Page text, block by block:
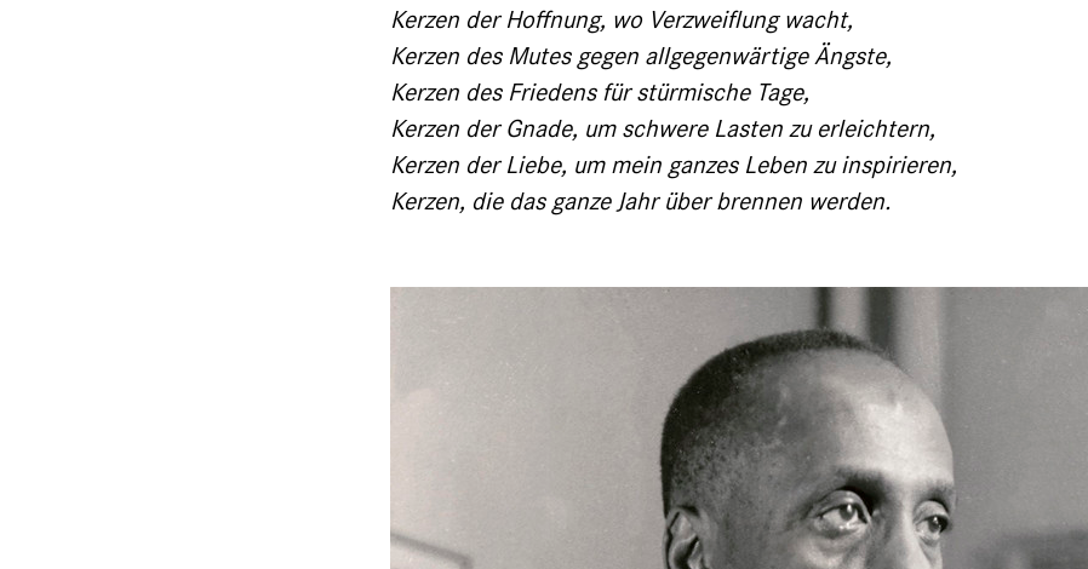
Kerzen der Hoffnung, wo Verzweiflung wacht,
Kerzen des Mutes gegen allgegenwärtige Ängste,
Kerzen des Friedens für stürmische Tage,
Kerzen der Gnade, um schwere Lasten zu erleichtern,
Kerzen der Liebe, um mein ganzes Leben zu inspirieren,
Kerzen, die das ganze Jahr über brennen werden.